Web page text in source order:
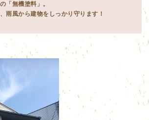
「無機塗料」。
雨風から建物をしっかり守ります！